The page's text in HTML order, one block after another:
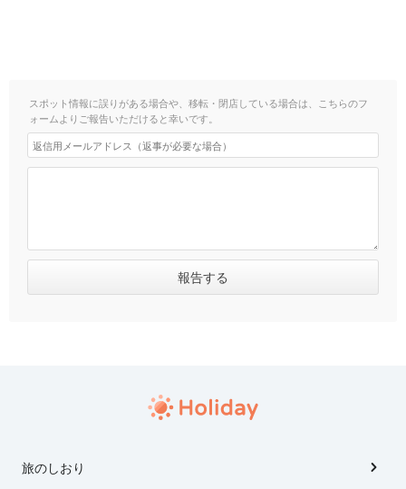
スポット情報に誤りがある場合や、移転・閉店している場合は、こちらのフ
ォームよりご報告いただけると幸いです。
旅のしおり